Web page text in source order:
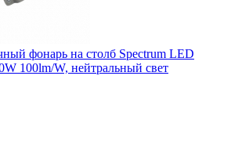
фонарь на столб Spectrum LED
100lm/W, нейтральный свет